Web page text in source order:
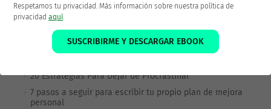
Principios y valores
20 Estrategias Para Dejar de Procrastinar
7 pasos a seguir para escribir tu propio plan de mejora
personal
Respetamos tu privacidad. Más información sobre nuestra política de
privacidad aquí
SUSCRIBIRME Y DESCARGAR EBOOK